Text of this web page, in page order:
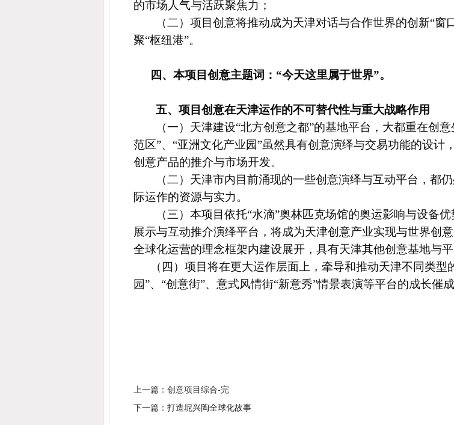
的市场人气与活跃聚焦力；
（二）项目创意将推动成为天津对话与合作世界的创新“窗
聚“枢纽港”。
四、本项目创意主题词：“今天这里属于世界”。
五、项目创意在天津运作的不可替代性与重大战略作用
（一）天津建设“北方创意之都”的基地平台，大都重在创
范区”、“亚洲文化产业园”虽然具有创意演绎与交易功能的设计
创意产品的推介与市场开发。
（二）天津市内目前涌现的一些创意演绎与互动平台，都
际运作的资源与实力。
（三）本项目依托“水滴”奥林匹克场馆的奥运影响与设备
展示与互动推介演绎平台，将成为天津创意产业实现与世界创
全球化运营的理念框架内建设展开，具有天津其他创意基地与
（四）项目将在更大运作层面上，牵导和推动天津不同类型
园”、 “创意街”、 意式风情街“新意秀”情景表演等平台的成长催成
上一篇：创意项目综合-完
下一篇： 打造坭兴陶全球化故事